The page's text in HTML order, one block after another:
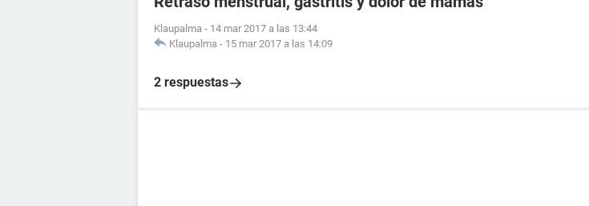
Klaupalma - 14 mar 2017 a las 13:44
Klaupalma - 15 mar 2017 a las 14:09
2 respuestas